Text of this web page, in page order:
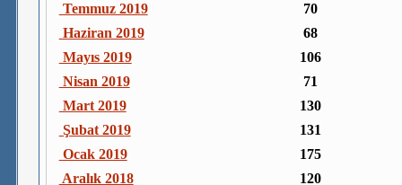
Temmuz 2019
70
Haziran 2019
68
Mayıs 2019
106
Nisan 2019
71
Mart 2019
130
Şubat 2019
131
Ocak 2019
175
Aralık 2018
120